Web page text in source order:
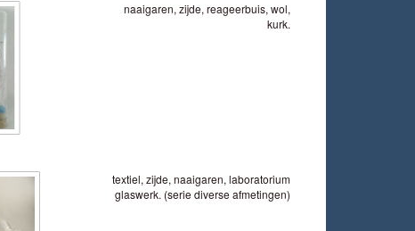
naaigaren, zijde, reageerbuis, wol,
kurk.
textiel, zijde, naaigaren, laboratorium
glaswerk. (serie diverse afmetingen)